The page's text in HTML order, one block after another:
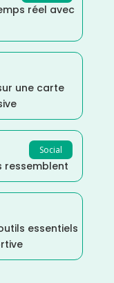
réel avec
une carte
Social
ressemblent
essentiels